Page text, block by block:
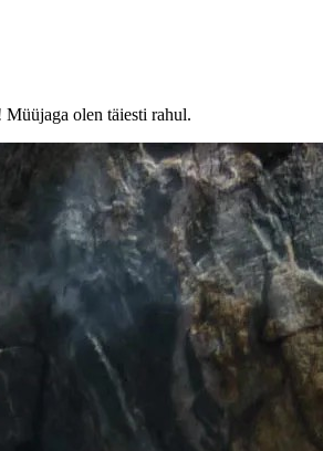
olen täiesti rahul.